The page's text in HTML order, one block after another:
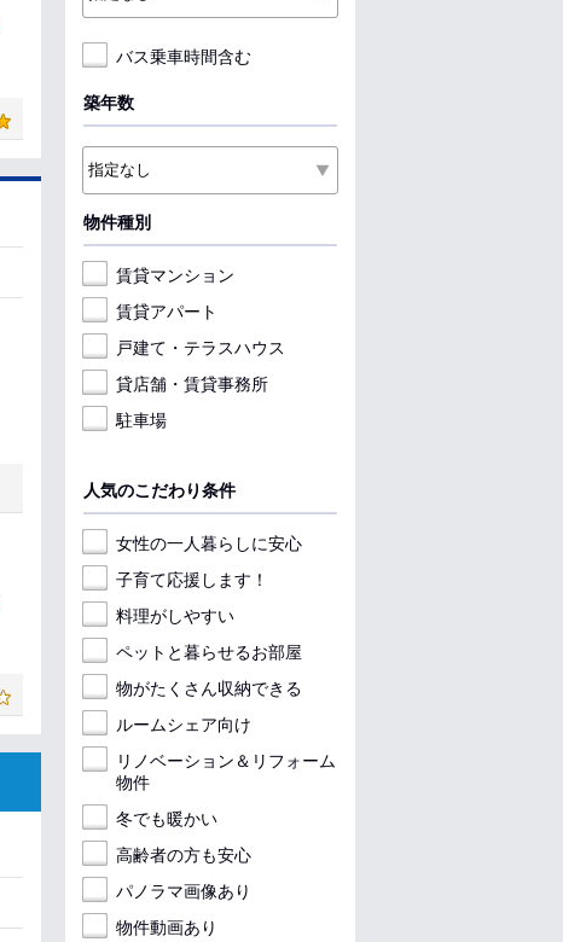
バス乗車時間含む
築年数
物件種別
賃貸マンション
賃貸アパート
戸建て・テラスハウス
貸店舗・賃貸事務所
駐車場
人気のこだわり条件
女性の一人暮らしに安心
子育て応援します！
料理がしやすい
ペットと暮らせるお部屋
物がたくさん収納できる
ルームシェア向け
リノベーション＆リフォーム
物件
冬でも暖かい
高齢者の方も安心
パノラマ画像あり
物件動画あり